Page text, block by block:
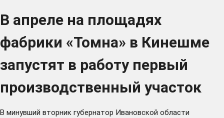
В апреле на площадях
фабрики «Томна» в Кинешме
запустят в работу первый
производственный участок
В минувший вторник губернатор Ивановской области